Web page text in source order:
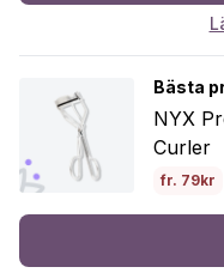
Bästa
NYX
Curler
fr. 79kr